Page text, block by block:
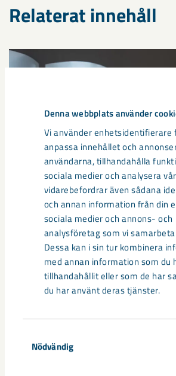
Denna webbplats använder
Vi använder enhetsidentifierare
anpassa innehållet och
användarna, tillhandahålla
sociala medier och analysera
vidarebefordrar även sådana
och annan information från din
sociala medier och annons- och
analysföretag som vi
Dessa kan i sin tur kombinera
med annan information som du
tillhandahållit eller som de har
du har använt deras tjänster.
Nödvändig
Relaterat innehåll
Så kan humanoida
säkerheten i
Utvecklingen av humanoida robotar,
robotar med armar och ben, går snabbt.
tekniken blir alltmer avancerad ...